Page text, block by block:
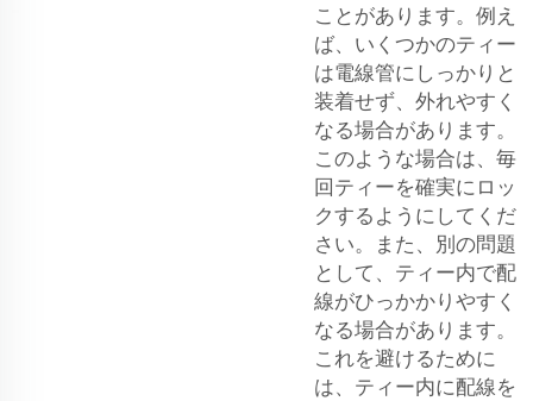
ことがあります。例え
ば、いくつかのティー
は電線管にしっかりと
装着せず、外れやすく
なる場合があります。
このような場合は、毎
回ティーを確実にロッ
クするようにしてくだ
さい。また、別の問題
として、ティー内で配
線がひっかかりやすく
なる場合があります。
これを避けるために
は、ティー内に配線を